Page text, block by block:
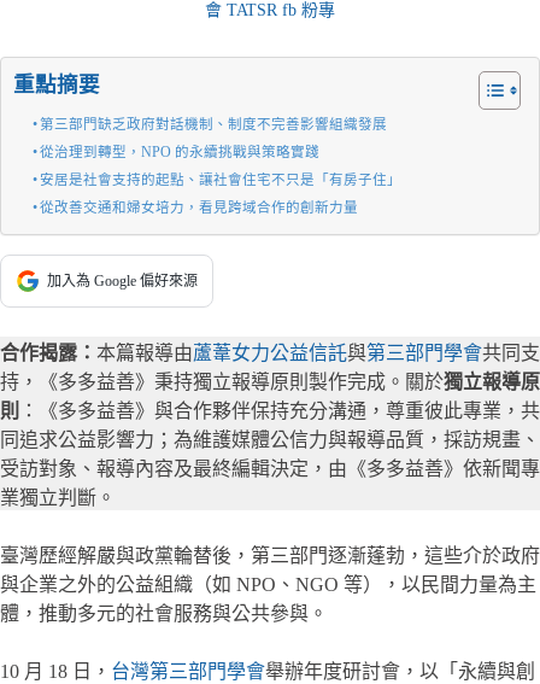
會 TATSR fb 粉專
重點摘要
第三部門缺乏政府對話機制、制度不完善影響組織發展
從治理到轉型，NPO 的永續挑戰與策略實踐
安居是社會支持的起點、讓社會住宅不只是「有房子住」
從改善交通和婦女培力，看見跨域合作的創新力量
加入為 Google 偏好來源
合作揭露： 本篇報導由蘆葦女力公益信託與第三部門學會共同支
持，《多多益善》秉持獨立報導原則製作完成。關於獨立報導原
則
：《多多益善》與合作夥伴保持充分溝通，尊重彼此專業，共
同追求公益影響力；為維護媒體公信力與報導品質，採訪規畫、
受訪對象、報導內容及最終編輯決定，由《多多益善》依新聞專
業獨立判斷。
臺灣歷經解嚴與政黨輪替後，第三部門逐漸蓬勃，這些介於政府
與企業之外的公益組織（如 NPO、NGO 等），以民間力量為主
體，推動多元的社會服務與公共參與。
10 月 18 日， 台灣第三部門學會舉辦年度研討會，以「永續與創